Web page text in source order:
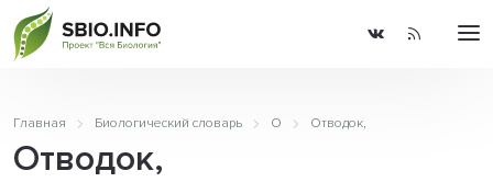
Главная Биологический словарь О Отводок,
Отводок,